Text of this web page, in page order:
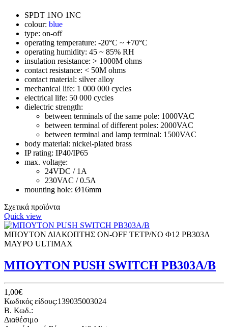
SPDT 1NO 1NC
colour: blue
type: on-off
operating temperature: -20°C ~ +70°C
operating humidity: 45 ~ 85% RH
insulation resistance: > 1000M ohms
contact resistance: < 50M ohms
contact material: silver alloy
mechanical life: 1 000 000 cycles
electrical life: 50 000 cycles
dielectric strength:
between terminals of the same pole: 1000VAC
between terminal of different poles: 2000VAC
between terminal and lamp terminal: 1500VAC
body material: nickel-plated brass
IP rating: IP40/IP65
max. voltage:
24VDC / 1A
230VAC / 0.5A
mounting hole: Ø16mm
Σχετικά προϊόντα
Quick view
ΜΠΟΥΤΟΝ ΔΙΑΚΟΠΤΗΣ ON-OFF ΤΕΤΡ/ΝΟ Φ12 PB303A
ΜΑΥΡΟ ULTIMAX
ΜΠΟΥΤΟΝ PUSH SWITCH ΡΒ303Α/Β
1,00€
Κωδικός είδους:139035003024
B. Κωδ.:
Διαθέσιμο